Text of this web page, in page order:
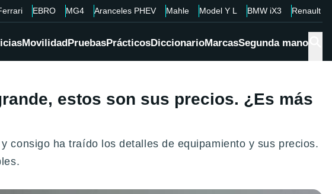
EBRO MG4 Aranceles PHEV Mahle Model Y L BMW iX3 Renault
MovilidadPruebasPrácticosDiccionarioMarcasSegunda mano
estos son sus precios. ¿Es más
consigo ha traído los detalles de equipamiento y sus precios.